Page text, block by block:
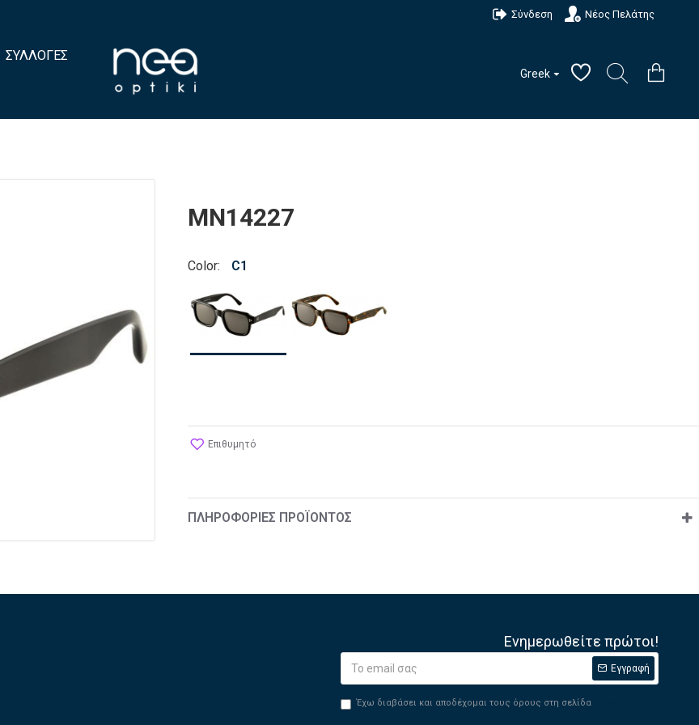
Σύνδεση Νέος Πελάτης
ΣΥΛΛΟΓΈΣ
Greek
MN14227
Color: C1
Επιθυμητό
ΠΛΗΡΟΦΟΡΊΕΣ ΠΡΟΪΌΝΤΟΣ
Ενημερωθείτε πρώτοι!
Εγγραφή
Έχω διαβάσει και αποδέχομαι τους όρους στη σελίδα